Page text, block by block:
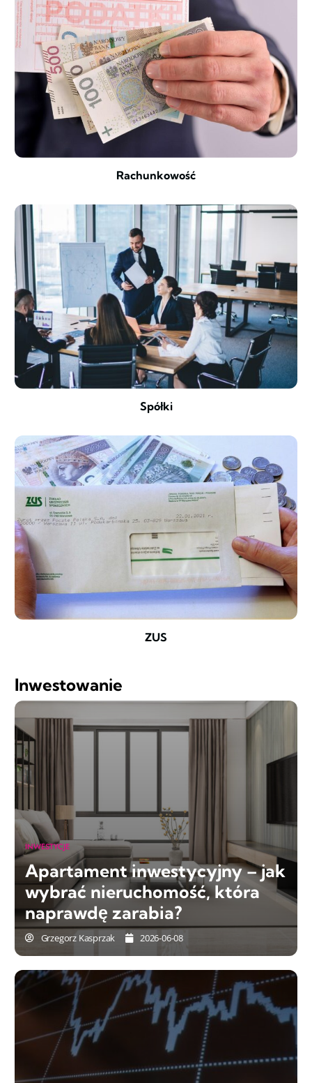
Rachunkowość
Spółki
ZUS
Inwestowanie
INWESTYCJE
Apartament inwestycyjny – jak
wybrać nieruchomość, która
naprawdę zarabia?
Grzegorz Kasprzak 2026-06-08